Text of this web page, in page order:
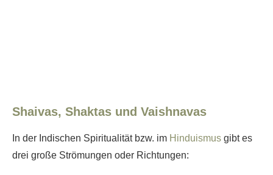
Shaivas, Shaktas und Vaishnavas
In der Indischen Spiritualität bzw. im Hinduismus gibt es
drei große Strömungen oder Richtungen: